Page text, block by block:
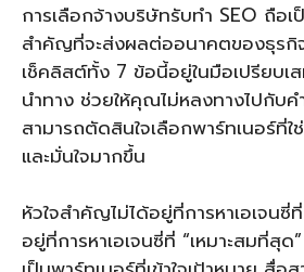
การเลือกจ้างบริษัทรับทำ SEO ถือ
สำคัญที่จะส่งผลต่ออนาคตของธุรกิจ
เช็คลิสต์ทั้ง 7 ข้อนี้อยู่ในมือเปรียบเ
นำทาง ช่วยให้คุณไม่หลงทางไปกับ
สามารถตัดสินใจเลือกพาร์ทเนอร์ที่
และมั่นใจมากขึ้น
หัวใจสำคัญไม่ได้อยู่ที่การหาเอเจนซี่
อยู่ที่การหาเอเจนซี่ที่ “เหมาะสมที่สุ